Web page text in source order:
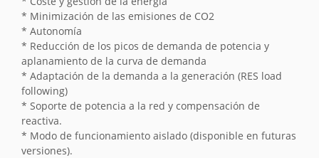
* Minimización de las emisiones de CO2
* Autonomía
* Reducción de los picos de demanda de potencia y
aplanamiento de la curva de demanda
* Adaptación de la demanda a la generación (RES load
following)
* Soporte de potencia a la red y compensación de
reactiva.
* Modo de funcionamiento aislado (disponible en futuras
versiones).